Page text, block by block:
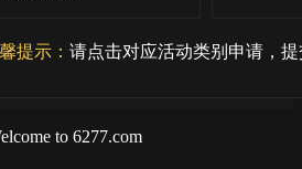
提示： 请点击对应活动类别申请，
to 6277.com